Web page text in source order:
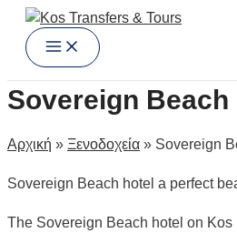
Μετάβαση
περιεχόμενο
Menu
Sovereign Beach
Αρχική » Ξενοδοχεία » Sovereign
Sovereign Beach hotel a perfect
The Sovereign Beach hotel on